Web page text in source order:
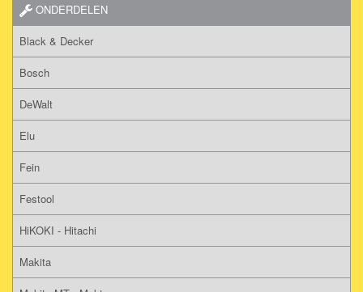
ONDERDELEN
Black & Decker
Bosch
DeWalt
Elu
Fein
Festool
HiKOKI - Hitachi
Makita